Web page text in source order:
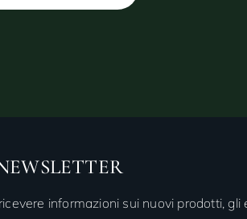
informazioni sui nuovi prodotti, gli